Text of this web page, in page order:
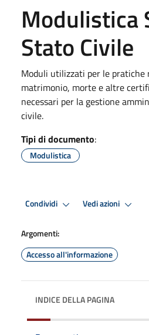
Modulistica
Stato Civile
Moduli utilizzati per le pratiche
matrimonio, morte e altre
necessari per la gestione
civile.
Tipi di documento:
Modulistica
Condividi Vedi azioni
Argomenti:
Accesso all'informazione
INDICE DELLA PAGINA